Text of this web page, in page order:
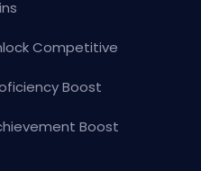
Competitive
Boost
Boost